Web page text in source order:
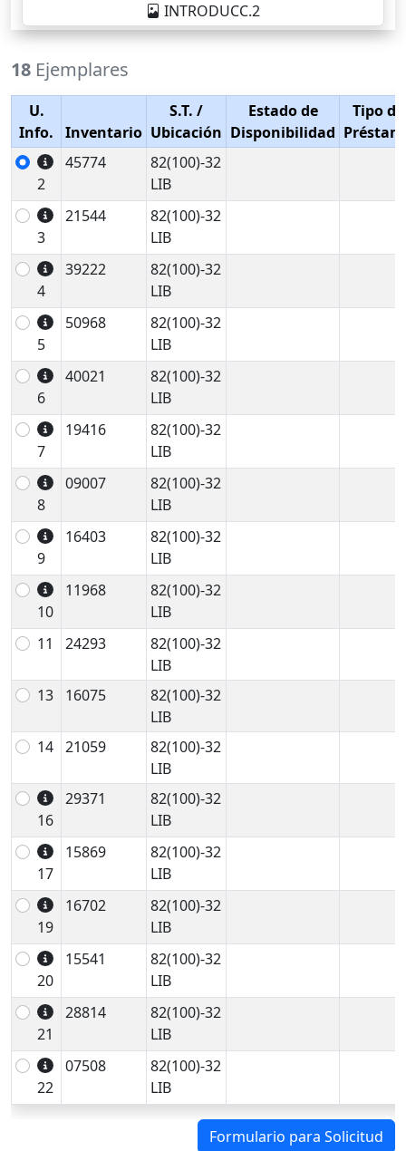
INTRODUCC.2
18 Ejemplares
U.
Info.
Inventario
S.T. /
Ubicación
Estado de
Disponibilidad
Tipo de
2
45774
82(100)-32
LIB
3
21544
82(100)-32
LIB
4
39222
82(100)-32
LIB
5
50968
82(100)-32
LIB
6
40021
82(100)-32
LIB
7
19416
82(100)-32
LIB
8
09007
82(100)-32
LIB
9
16403
82(100)-32
LIB
10
11968
82(100)-32
LIB
11
24293
82(100)-32
LIB
13
16075
82(100)-32
LIB
14 21059
82(100)-32
LIB
16
29371
82(100)-32
LIB
17
15869
82(100)-32
LIB
19
16702
82(100)-32
LIB
20
15541
82(100)-32
LIB
21
28814
82(100)-32
LIB
22
07508
82(100)-32
LIB
Formulario para Solicitud